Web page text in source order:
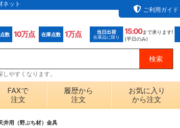
ネット
ご利用ガイド
数 10万点 在庫点数 1万点 当日出荷
在庫品に限り
15:00まで承ります!
(平日のみ)
やすくなります。
FAXで
注文
履歴から
注文
お気に入り
から注文
井用（野ぶち材）金具